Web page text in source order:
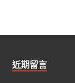
近期留言